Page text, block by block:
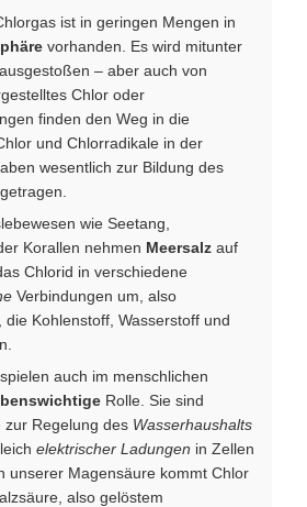
ist in geringen Mengen in
vorhanden. Es wird mitunter
– aber auch von
Chlor oder
finden den Weg in die
und Chlorradikale in der
wesentlich zur Bildung des
wie Seetang,
Korallen nehmen Meersalz auf
Chlorid in verschiedene
Verbindungen um, also
die Kohlenstoff, Wasserstoff und
auch im menschlichen
Rolle. Sie sind
zur Regelung des Wasserhaushalts
elektrischer Ladungen in Zellen
unserer Magensäure kommt Chlor
also gelöstem